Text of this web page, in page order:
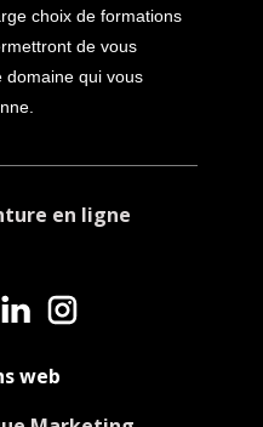
choix de formations
de vous
domaine qui vous
web